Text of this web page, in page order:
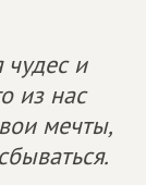
чудес и
из нас
мечты,